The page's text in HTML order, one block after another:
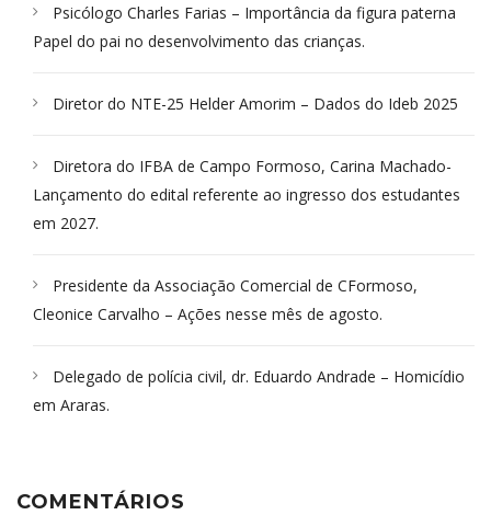
Psicólogo Charles Farias – Importância da figura paterna
Papel do pai no desenvolvimento das crianças.
Diretor do NTE-25 Helder Amorim – Dados do Ideb 2025
Diretora do IFBA de Campo Formoso, Carina Machado-
Lançamento do edital referente ao ingresso dos estudantes
em 2027.
Presidente da Associação Comercial de CFormoso,
Cleonice Carvalho – Ações nesse mês de agosto.
Delegado de polícia civil, dr. Eduardo Andrade – Homicídio
em Araras.
COMENTÁRIOS